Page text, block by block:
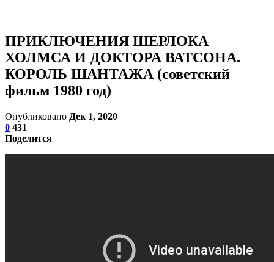
ПРИКЛЮЧЕНИЯ ШЕРЛОКА
ХОЛМСА И ДОКТОРА ВАТСОНА.
КОРОЛЬ ШАНТАЖА (советский
фильм 1980 год)
Опубликовано Дек 1, 2020
0 431
Поделится